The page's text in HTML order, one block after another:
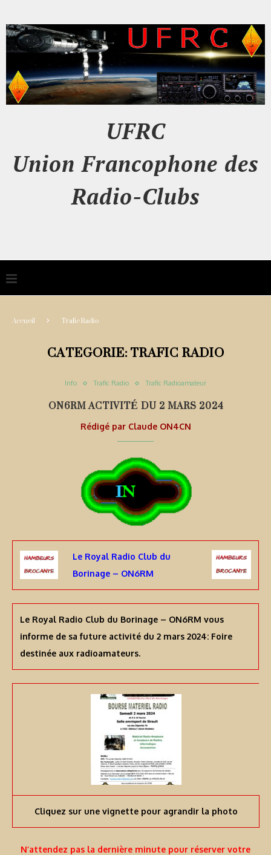
UFRC
Union Francophone des
Radio-Clubs
Accueil Trafic Radio
CATEGORIE:TRAFIC RADIO
Info Trafic Radio Trafic Radioamateur
ON6RM ACTIVITÉ DU 2 MARS 2024
Rédigé par Claude ON4CN
Le Royal Radio Club du
Borinage – ON6RM
Le Royal Radio Club du Borinage – ON6RM vous
informe de sa future activité du 2 mars 2024: Foire
destinée aux radioamateurs.
Cliquez sur une vignette pour agrandir la photo
N’attendez pas la dernière minute pour réserver votre